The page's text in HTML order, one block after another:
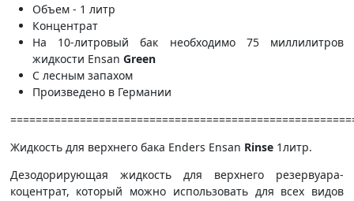
Объем - 1 литр
Концентрат
На 10-литровый бак необходимо 75 миллилитров
жидкости Ensan Green
С лесным запахом
Произведено в Германии
Жидкость для верхнего бака Enders Ensan Rinse 1литр.
Дезодорирующая жидкость для верхнего резервуара-
коцентрат, который можно использовать для всех видов